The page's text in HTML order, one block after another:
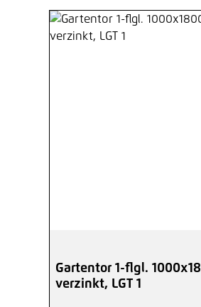
Gartentor 1-flgl.
verzinkt, LGT 1